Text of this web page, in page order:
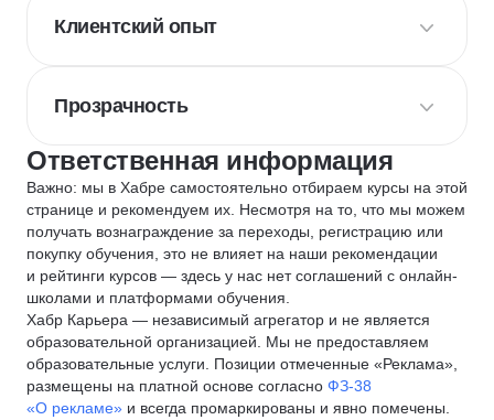
Клиентский опыт
Прозрачность
Ответственная информация
Важно: мы в Хабре самостоятельно отбираем курсы на этой
странице и рекомендуем их. Несмотря на то, что мы можем
получать вознаграждение за переходы, регистрацию или
покупку обучения, это не влияет на наши рекомендации
и рейтинги курсов — здесь у нас нет соглашений с онлайн-
школами и платформами обучения.
Хабр Карьера — независимый агрегатор и не является
образовательной организацией. Мы не предоставляем
образовательные услуги. Позиции отмеченные «Реклама»,
размещены на платной основе согласно ФЗ-38
«О рекламе» и всегда промаркированы и явно помечены.